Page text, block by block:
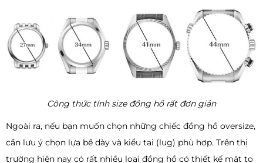
Công thức tính size đồng hồ rất đơn giản
Ngoài ra, nếu bạn muốn chọn những chiếc đồng hồ oversize,
cần lưu ý chọn lựa bề dày và kiểu tai (lug) phù hợp. Trên thị
trường hiện nay có rất nhiều loại đồng hồ có thiết kế mặt to